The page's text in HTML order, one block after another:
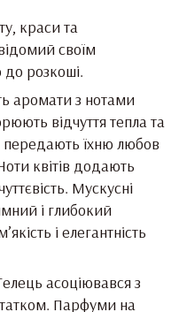
краси та
своїм
розкоші.
аромати з нотами
відчуття тепла та
передають їхню любов
квітів додають
Мускусні
і глибокий
і елегантність
асоціювався з
Парфуми на